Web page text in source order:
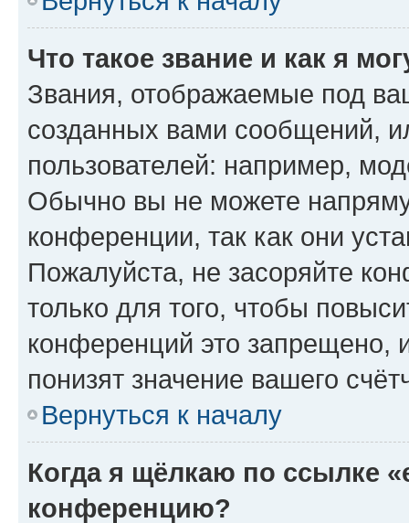
Что такое звание и как я
Звания, отображаемые под
созданных вами сообщений,
пользователей: например,
Обычно вы не можете
конференции, так как они
Пожалуйста, не засоряйте
только для того, чтобы
конференций это запрещено,
понизят значение вашего
Вернуться к началу
Когда я щёлкаю по ссылке
конференцию?